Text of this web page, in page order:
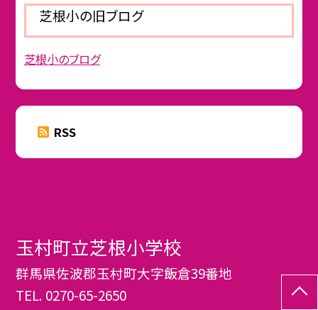
芝根小の旧ブログ
芝根小のブログ
RSS
玉村町立芝根小学校
群馬県佐波郡玉村町大字飯倉39番地
TEL. 0270-65-2650